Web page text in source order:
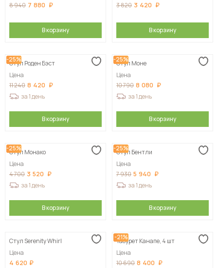
8 940 7 880
В корзину
3 820 3 420
В корзину
-25%
Стул Роден Бэст
Цена
11 240 8 420
за 1 день
В корзину
-25%
Стул Моне
Цена
10 790 8 080
за 1 день
В корзину
-25%
Стул Монако
Цена
4 700 3 520
за 1 день
В корзину
-25%
Стул Бентли
Цена
7 930 5 940
за 1 день
В корзину
Стул Serenity Whirl
Цена
4 620
-21%
Табурет Канапе, 4 шт
Цена
10 690 8 400